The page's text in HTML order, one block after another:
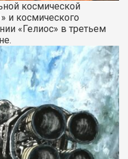
космической
и космического
«Гелиос» в третьем